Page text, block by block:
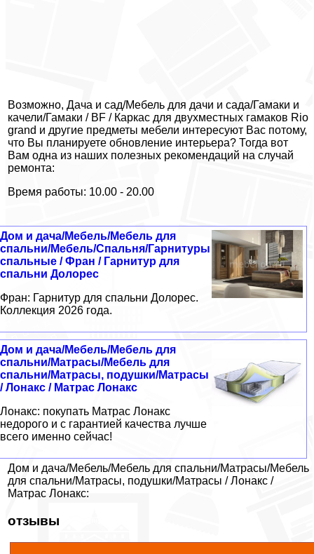
Возможно, Дача и сад/Мебель для дачи и сада/Гамаки и
качели/Гамаки / BF / Каркас для двухместных гамаков Rio
grand и другие предметы мебели интересуют Вас потому,
что Вы планируете обновление интерьера? Тогда вот
Вам одна из наших полезных рекомендаций на случай
ремонта:
Время работы: 10.00 - 20.00
Дом и дача/Мебель/Мебель для
спальни/Мебель/Спальня/Гарнитуры
спальные / Фран / Гарнитур для
спальни Долорес
Фран: Гарнитур для спальни Долорес.
Коллекция 2026 года.
Дом и дача/Мебель/Мебель для
спальни/Матрасы/Мебель для
спальни/Матрасы, подушки/Матрасы
/ Лонакс / Матрас Лонакс
Лонакс: покупать Матрас Лонакс
недорого и с гарантией качества лучше
всего именно сейчас!
Дом и дача/Мебель/Мебель для спальни/Матрасы/Мебель
для спальни/Матрасы, подушки/Матрасы / Лонакс /
Матрас Лонакс:
отзывы